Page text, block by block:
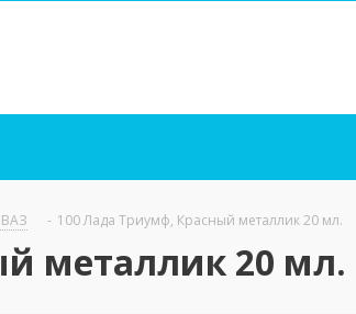
- 100 Лада Триумф, Красный металлик 20 мл.
металлик 20 мл.